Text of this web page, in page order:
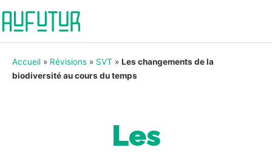
Accueil » Révisions » SVT » Les changements de la
biodiversité au cours du temps
Les